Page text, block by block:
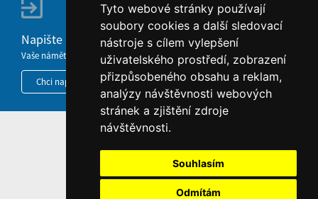
Tyto webové stránky používají
soubory cookies a další sledovací
nástroje s cílem vylepšení
uživatelského prostředí, zobrazení
přizpůsobeného obsahu a reklam,
analýzy návštěvnosti webových
stránek a zjištění zdroje
návštěvnosti.
Souhlasím
Odmítám
Napište nám
Vaše náměty, komentáře, připomínky a dotazy nezůstanou bez odezvy.
Chci napsat MKČR
HOME
INFORMACE O WEBU